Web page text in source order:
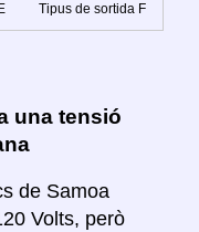
Tipus de sortida F
una tensió
de Samoa
Volts, però